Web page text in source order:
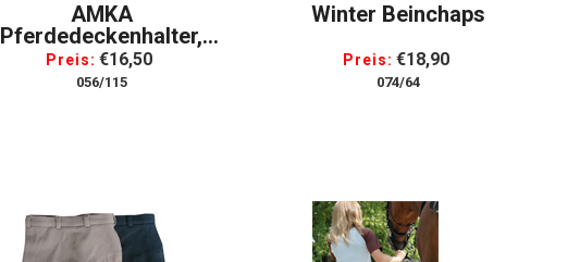
AMKA
Pferdedeckenhalter,
Klappbar, Verchromt
Deckenhalterung
Preis: €16,50
056/115
Winter Beinchaps
Preis: €18,90
074/64